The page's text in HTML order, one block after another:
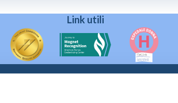
Link utili